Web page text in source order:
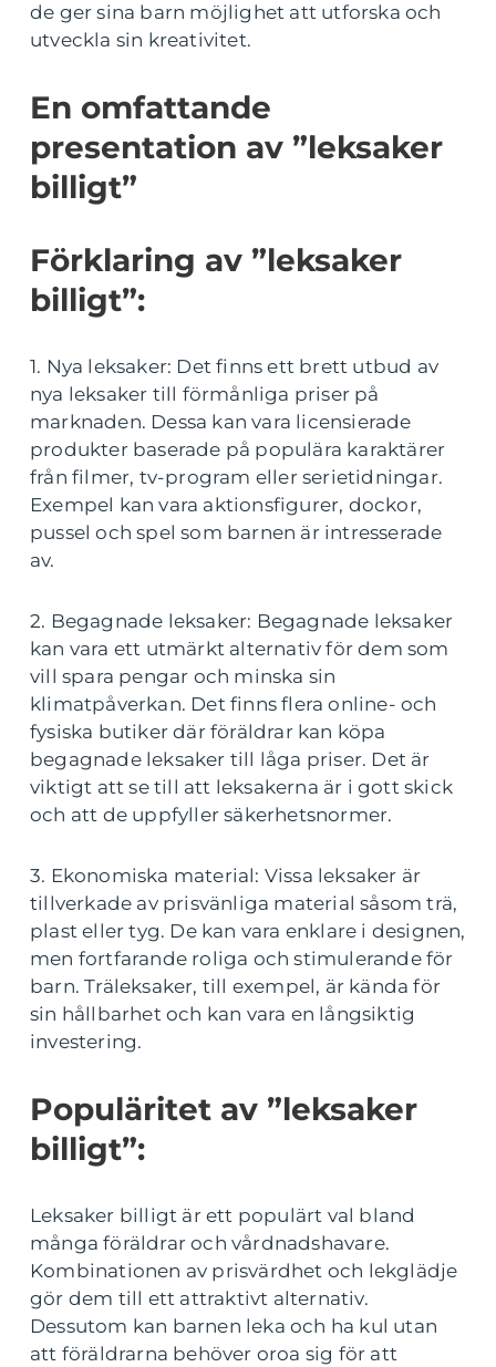
de ger sina barn möjlighet att utforska och
utveckla sin kreativitet.
En omfattande
presentation av ”leksaker
billigt”
Förklaring av ”leksaker
billigt”:
1. Nya leksaker: Det finns ett brett utbud av
nya leksaker till förmånliga priser på
marknaden. Dessa kan vara licensierade
produkter baserade på populära karaktärer
från filmer, tv-program eller serietidningar.
Exempel kan vara aktionsfigurer, dockor,
pussel och spel som barnen är intresserade
av.
2. Begagnade leksaker: Begagnade leksaker
kan vara ett utmärkt alternativ för dem som
vill spara pengar och minska sin
klimatpåverkan. Det finns flera online- och
fysiska butiker där föräldrar kan köpa
begagnade leksaker till låga priser. Det är
viktigt att se till att leksakerna är i gott skick
och att de uppfyller säkerhetsnormer.
3. Ekonomiska material: Vissa leksaker är
tillverkade av prisvänliga material såsom trä,
plast eller tyg. De kan vara enklare i designen,
men fortfarande roliga och stimulerande för
barn. Träleksaker, till exempel, är kända för
sin hållbarhet och kan vara en långsiktig
investering.
Populäritet av ”leksaker
billigt”:
Leksaker billigt är ett populärt val bland
många föräldrar och vårdnadshavare.
Kombinationen av prisvärdhet och lekglädje
gör dem till ett attraktivt alternativ.
Dessutom kan barnen leka och ha kul utan
att föräldrarna behöver oroa sig för att